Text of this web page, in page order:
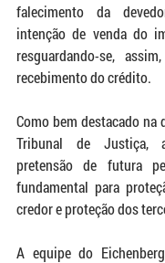
falecimento da
intenção de venda do
resguardando-se,
recebimento do crédito.
Como bem destacado na
Tribunal de Justiça,
pretensão de futura
fundamental para
credor e proteção dos
A equipe do